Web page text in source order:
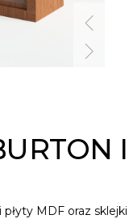
MDF oraz sklejki